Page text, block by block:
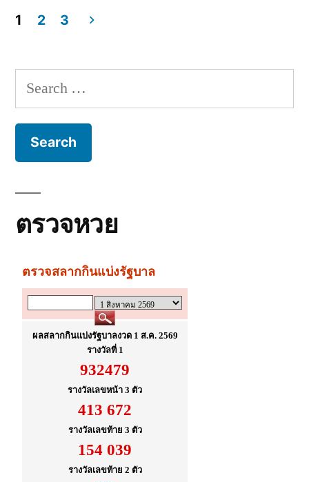
navigation
1 2 3
Search
for:
ตรวจหวย